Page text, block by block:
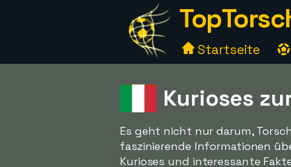
Startseite
Kurioses
Es geht nicht nur darum,
faszinierende Informationen
Kurioses und interessante